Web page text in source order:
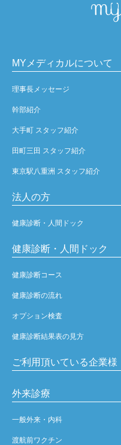
MYメディカルについて
理事長メッセージ
幹部紹介
大手町 スタッフ紹介
田町三田 スタッフ紹介
東京駅八重洲 スタッフ紹介
法人の方
健康診断・人間ドック
健康診断・人間ドック
健康診断コース
健康診断の流れ
オプション検査
健康診断結果表の見方
ご利用頂いている企業様
外来診療
一般外来・内科
渡航前ワクチン